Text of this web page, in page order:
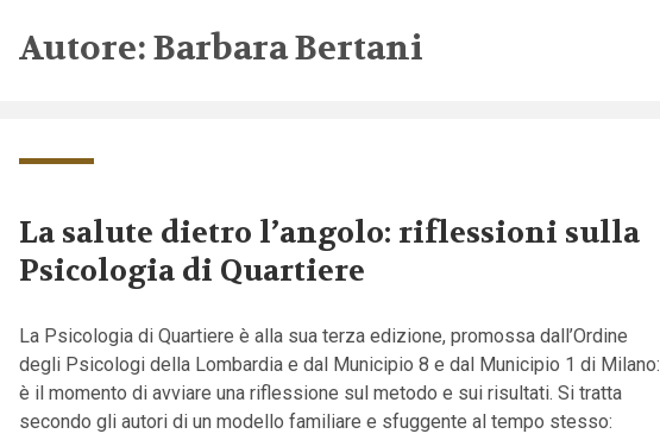
Autore: Barbara Bertani
La salute dietro l’angolo: riflessioni sulla
Psicologia di Quartiere
La Psicologia di Quartiere è alla sua terza edizione, promossa dall’Ordine
degli Psicologi della Lombardia e dal Municipio 8 e dal Municipio 1 di Milano:
è il momento di avviare una riflessione sul metodo e sui risultati. Si tratta
secondo gli autori di un modello familiare e sfuggente al tempo stesso: